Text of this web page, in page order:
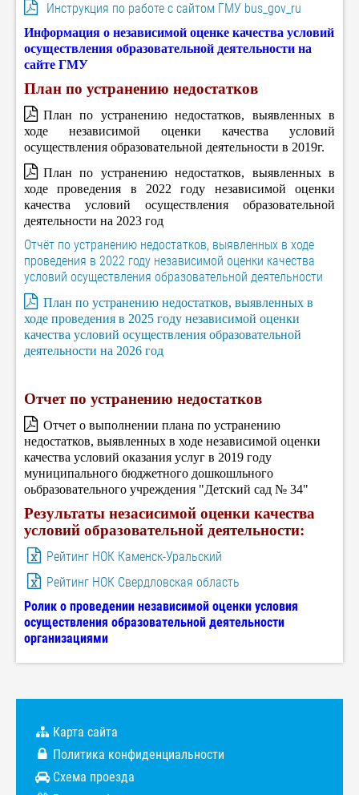
Инструкция по работе с сайтом ГМУ bus_gov_ru
Информация о независимой оценке качества условий
осуществления образовательной деятельности на
сайте ГМУ
План по устранению недостатков
План по устранению недостатков, выявленных в
ходе независимой оценки качества условий
осуществления образовательной деятельности в 2019г.
План по устранению недостатков, выявленных в
ходе проведения в 2022 году независимой оценки
качества условий осуществления образовательной
деятельности на 2023 год
Отчёт по устранению недостатков, выявленных в ходе
проведения в 2022 году независимой оценки качества
условий осуществления образовательной деятельности
План по устранению недостатков, выявленных в
ходе проведения в 2025 году независимой оценки
качества условий осуществления образовательной
деятельности на 2026 год
Отчет по устранению недостатков
Отчет о выполнении плана по устранению
недостатков, выявленных в ходе независимой оценки
качества условий оказания услуг в 2019 году
муниципального бюджетного дошкошльного
оьбразовательного учреждения "Детский сад № 34"
Результаты незасисимой оценки качества
условий образовательной деятельности:
Рейтинг НОК Каменск-Уральский
Рейтинг НОК Свердловская область
Ролик о проведении независимой оценки условия
осуществления образовательной деятельности
организациями
Карта сайта
Политика конфиденциальности
Схема проезда